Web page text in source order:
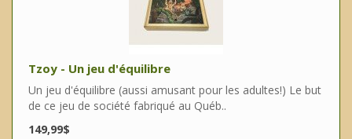
Tzoy - Un jeu d'équilibre
Un jeu d'équilibre (aussi amusant pour les adultes!) Le but
de ce jeu de société fabriqué au Québ..
149,99$